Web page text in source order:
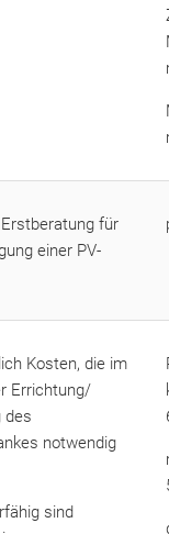
für
einer PV-
Kosten, die im
Errichtung/
des
notwendig
sind